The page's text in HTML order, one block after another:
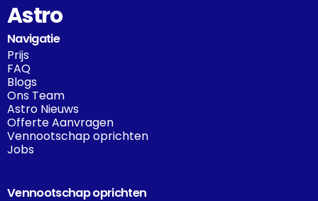
Astro
Navigatie
Prijs
FAQ
Blogs
Ons Team
Astro Nieuws
Offerte Aanvragen
Vennootschap oprichten
Jobs
Vennootschap oprichten